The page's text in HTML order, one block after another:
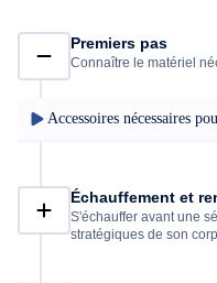
Premiers pas
Connaître le matériel
Accessoires nécessaires
Échauffement et
S'échauffer avant une
stratégiques de son